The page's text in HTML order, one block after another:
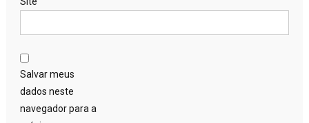
Salvar meus
dados neste
navegador para a